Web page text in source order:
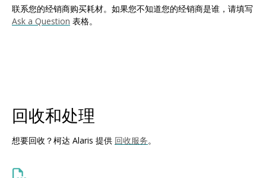
联系您的经销商购买耗材。如果您不知道您的经销商是谁，请填写
Ask a Question 表格。
回收和处理
想要回收？柯达 Alaris 提供 回收服务。